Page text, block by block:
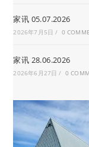
家讯 05.07.2026
2026年7月5日 / 0
家讯 28.06.2026
2026年6月27日 / 0